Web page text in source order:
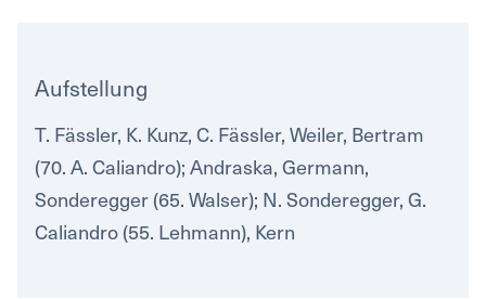
Aufstellung
T. Fässler, K. Kunz, C. Fässler, Weiler, Bertram
(70. A. Caliandro); Andraska, Germann,
Sonderegger (65. Walser); N. Sonderegger, G.
Caliandro (55. Lehmann), Kern